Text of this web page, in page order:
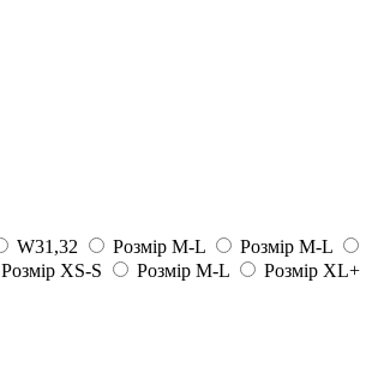
W31,32 Розмір M-L Розмір M-L
Розмір XS-S Розмір M-L Розмір XL+